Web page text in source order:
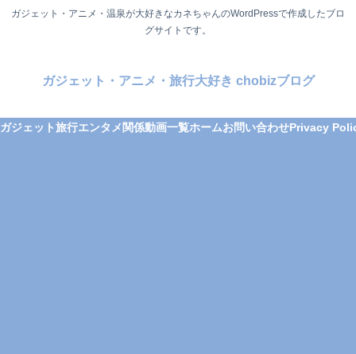
ガジェット・アニメ・温泉が大好きなカネちゃんのWordPressで作成したブロ
グサイトです。
ガジェット・アニメ・旅行大好き chobizブログ
ガジェット旅行エンタメ関係動画一覧ホームお問い合わせPrivacy